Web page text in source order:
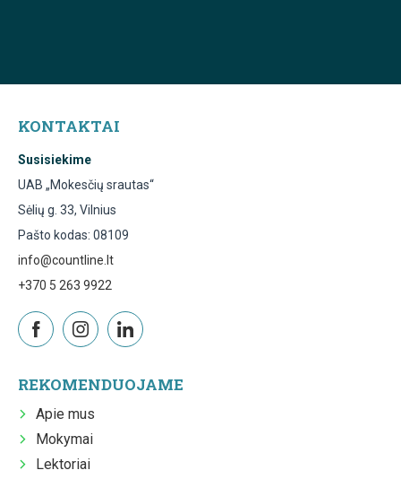
KONTAKTAI
Susisiekime
UAB „Mokesčių srautas“
Sėlių g. 33, Vilnius
Pašto kodas: 08109
info@countline.lt
+370 5 263 9922
REKOMENDUOJAME
Apie mus
Mokymai
Lektoriai